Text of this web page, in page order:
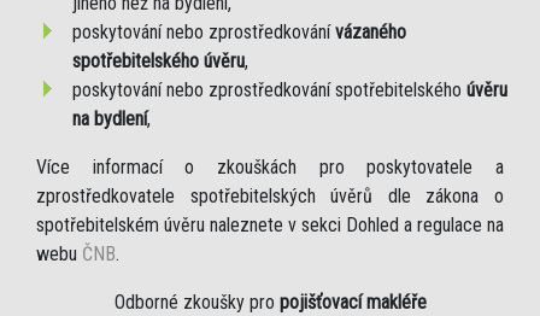
poskytování nebo zprostředkovánívázaného
spotřebitelského úvěru,
poskytování nebo zprostředkování spotřebitelského úvěru
na bydlení,
Více informací o zkouškách pro poskytovatele a
zprostředkovatele spotřebitelských úvěrů dle zákona o
spotřebitelském úvěru naleznete v sekci Dohled a regulace na
webu ČNB.
Odborné zkoušky pro pojišťovací makléře